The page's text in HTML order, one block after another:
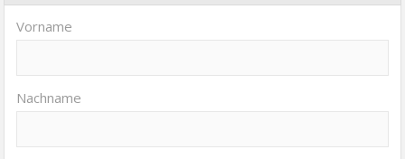
Vorname
Nachname